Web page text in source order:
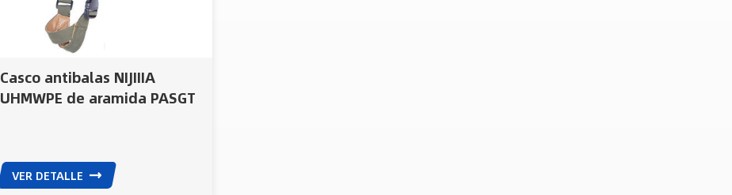
Casco antibalas NIJIIIA
UHMWPE de aramida PASGT
VER DETALLE